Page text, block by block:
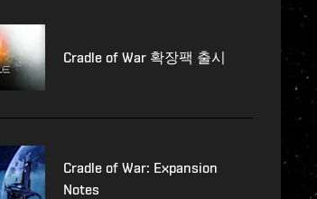
Cradle of War 확장팩 출시
Cradle of War: Expansion
Notes